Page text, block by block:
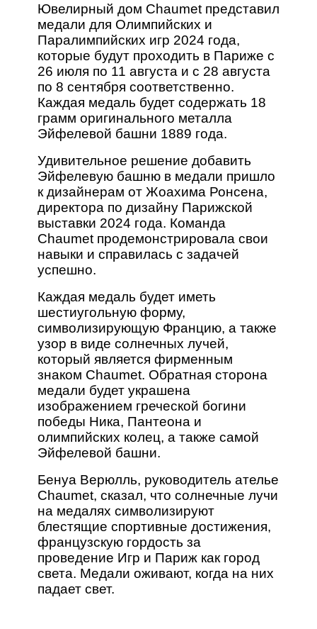
Ювелирный дом Chaumet представил
медали для Олимпийских и
Паралимпийских игр 2024 года,
которые будут проходить в Париже с
26 июля по 11 августа и с 28 августа
по 8 сентября соответственно.
Каждая медаль будет содержать 18
грамм оригинального металла
Эйфелевой башни 1889 года.
Удивительное решение добавить
Эйфелевую башню в медали пришло
к дизайнерам от Жоахима Ронсена,
директора по дизайну Парижской
выставки 2024 года. Команда
Chaumet продемонстрировала свои
навыки и справилась с задачей
успешно.
Каждая медаль будет иметь
шестиугольную форму,
символизирующую Францию, а также
узор в виде солнечных лучей,
который является фирменным
знаком Chaumet. Обратная сторона
медали будет украшена
изображением греческой богини
победы Ника, Пантеона и
олимпийских колец, а также самой
Эйфелевой башни.
Бенуа Верюлль, руководитель ателье
Chaumet, сказал, что солнечные лучи
на медалях символизируют
блестящие спортивные достижения,
французскую гордость за
проведение Игр и Париж как город
света. Медали оживают, когда на них
падает свет.